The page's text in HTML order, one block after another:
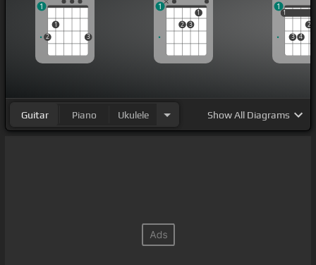
2
1
3
1
2 3
1
1
1
3 4
2
1
1
Guitar Piano Ukulele ShowAll Diagrams